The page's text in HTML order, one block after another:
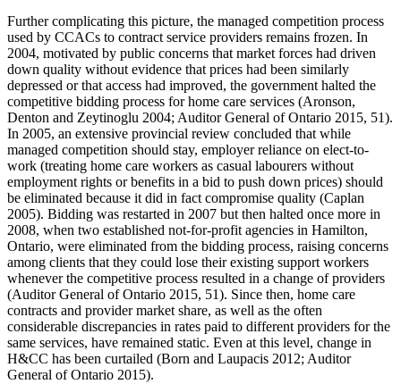
Further complicating this picture, the managed competition process
used by CCACs to contract service providers remains frozen. In
2004, motivated by public concerns that market forces had driven
down quality without evidence that prices had been similarly
depressed or that access had improved, the government halted the
competitive bidding process for home care services (Aronson,
Denton and Zeytinoglu 2004; Auditor General of Ontario 2015, 51).
In 2005, an extensive provincial review concluded that while
managed competition should stay, employer reliance on elect-to-
work (treating home care workers as casual labourers without
employment rights or benefits in a bid to push down prices) should
be eliminated because it did in fact compromise quality (Caplan
2005). Bidding was restarted in 2007 but then halted once more in
2008, when two established not-for-profit agencies in Hamilton,
Ontario, were eliminated from the bidding process, raising concerns
among clients that they could lose their existing support workers
whenever the competitive process resulted in a change of providers
(Auditor General of Ontario 2015, 51). Since then, home care
contracts and provider market share, as well as the often
considerable discrepancies in rates paid to different providers for the
same services, have remained static. Even at this level, change in
H&CC has been curtailed (Born and Laupacis 2012; Auditor
General of Ontario 2015).